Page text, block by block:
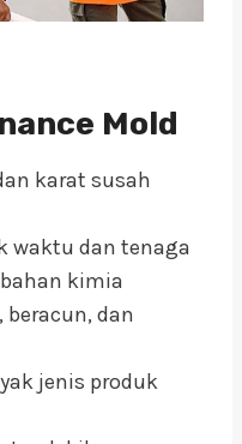
Mold
karat susah
waktu dan tenaga
kimia
beracun, dan
jenis produk